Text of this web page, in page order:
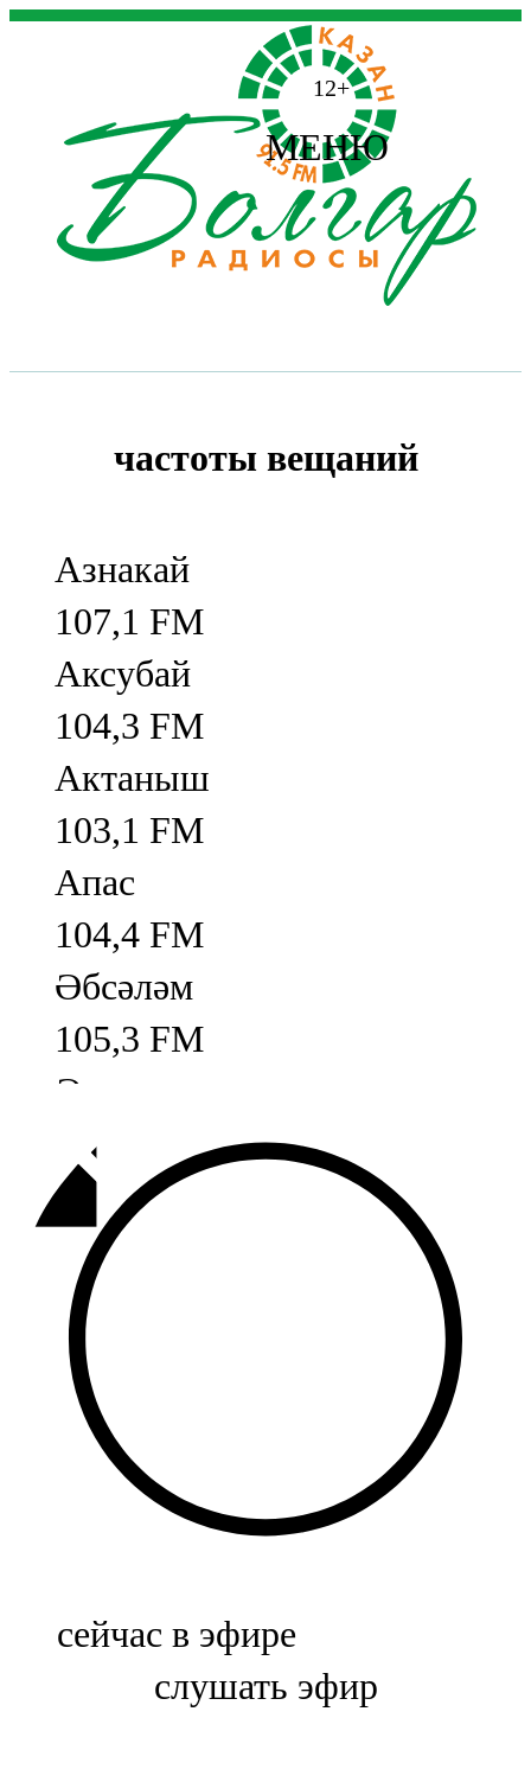
12+
МЕНЮ
частоты вещаний
Азнакай
107,1 FM
Аксубай
104,3 FM
Актаныш
103,1 FM
Апас
104,4 FM
Әбсәләм
105,3 FM
Әлмәт
92,9 FM
Базарлы матак
107,1 FM
Балык бистәсе
104,9 FM
Баулы
107,5 FM
Биләр
Болгар
сейчас в эфире
слушать эфир